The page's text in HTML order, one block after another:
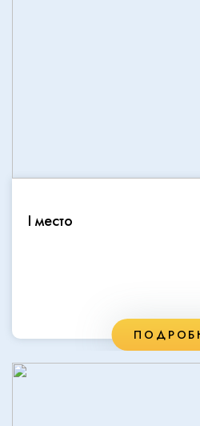
I место